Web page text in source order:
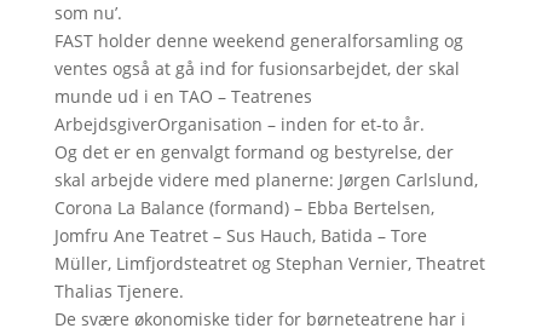
som nu’.
FAST holder denne weekend generalforsamling og
ventes også at gå ind for fusionsarbejdet, der skal
munde ud i en TAO – Teatrenes
ArbejdsgiverOrganisation – inden for et-to år.
Og det er en genvalgt formand og bestyrelse, der
skal arbejde videre med planerne: Jørgen Carlslund,
Corona La Balance (formand) – Ebba Bertelsen,
Jomfru Ane Teatret – Sus Hauch, Batida – Tore
Müller, Limfjordsteatret og Stephan Vernier, Theatret
Thalias Tjenere.
De svære økonomiske tider for børneteatrene har i